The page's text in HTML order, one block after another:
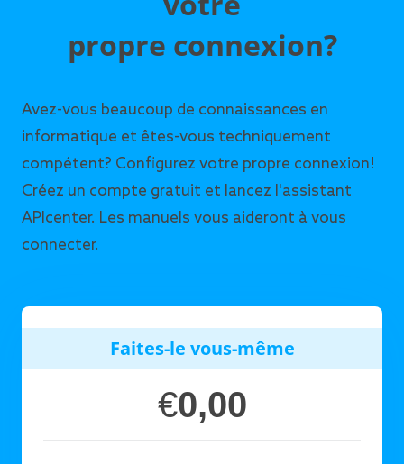
propre connexion?
Avez-vous beaucoup de connaissances en
informatique et êtes-vous techniquement
compétent? Configurez votre propre connexion!
Créez un compte gratuit et lancez l'assistant
APIcenter. Les manuels vous aideront à vous
connecter.
Faites-le vous-même
€0,00